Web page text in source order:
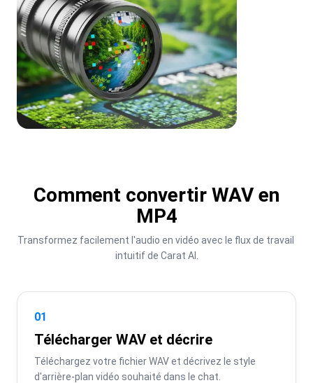
Comment convertir WAV en
MP4
Transformez facilement l'audio en vidéo avec le flux de travail
intuitif de Carat AI.
01
Télécharger WAV et décrire
Téléchargez votre fichier WAV et décrivez le style
d'arrière-plan vidéo souhaité dans le chat.